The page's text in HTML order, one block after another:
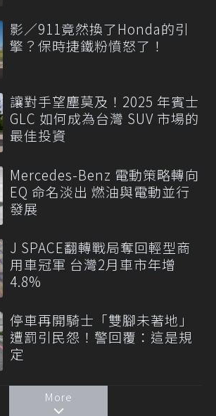
影／911竟然換了Honda的引
擎？保時捷鐵粉憤怒了！
讓對手望塵莫及！2025 年賓士
GLC 如何成為台灣 SUV 市場的
最佳投資
Mercedes-Benz 電動策略轉向
EQ 命名淡出 燃油與電動並行
發展
J SPACE翻轉戰局奪回輕型商
用車冠軍 台灣2月車市年增
4.8%
停車再開騎士「雙腳未著地」
遭罰引民怨！警回覆：這是規
定
More